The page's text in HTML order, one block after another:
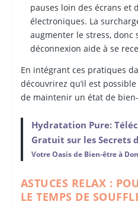
pauses loin des écrans et
électroniques. La
augmenter le stress, donc
déconnexion aide à se
En intégrant ces pratiques
découvrirez qu’il est
de maintenir un état de
Hydratation Pure:
Gratuit sur les Secrets
Votre Oasis de Bien-être à
ASTUCES RELAX :
LE TEMPS DE